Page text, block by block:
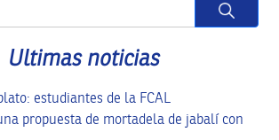
Button
Ultimas noticias
estudiantes de la FCAL
propuesta de mortadela de jabalí con